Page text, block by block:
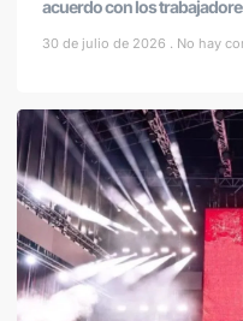
acuerdo con los
30 de julio de 2026 No hay